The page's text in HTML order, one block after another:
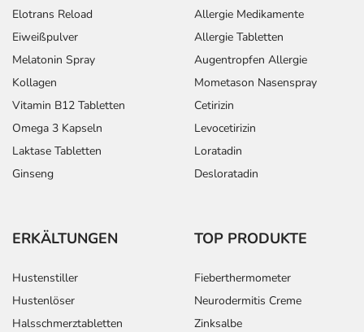
- Wassereinlagerungen (Ödeme), vor allem an den
Beinen oder Armen
- Rückenschmerzen
- Muskelschmerzen
- Muskelzuckungen
- Muskelkrämpfe
- Gelenkschmerzen
- Allgemeine Schwäche
- Durstgefühl
- Schüttelfrost
- Potenzstörungen
- Kopfschmerzen
- Vermindertes sexuelles Verlangen
- Herzschwäche
Elotrans Reload
Eiweißpulver
Melatonin Spray
Kollagen
Vitamin B12 Tabletten
Omega 3 Kapseln
Laktase Tabletten
Ginseng
Allergie Medikamente
Allergie Tabletten
Augentropfen Allergie
Mometason Nasenspray
Cetirizin
Levocetirizin
Loratadin
Desloratadin
ERKÄLTUNGEN
Hustenstiller
Hustenlöser
Halsschmerztabletten
TOP PRODUKTE
Fieberthermometer
Neurodermitis Creme
Zinksalbe